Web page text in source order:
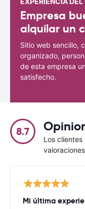
Empresa
alquilar un
Sitio web sencillo,
organizado,
de esta empresa
satisfecho.
8.7
Los
valoraciones
Mi última